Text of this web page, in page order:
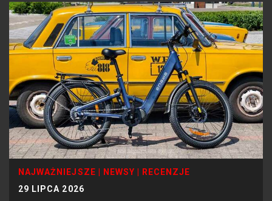
NAJWAŻNIEJSZE NEWSY
RECENZJE
29 LIPCA 2026